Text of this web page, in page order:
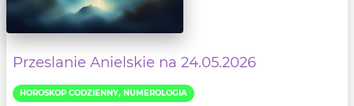
Przeslanie Anielskie na 24.05.2026
HOROSKOP CODZIENNY, NUMEROLOGIA